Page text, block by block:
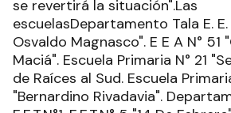
se revertirá la situación".Las
escuelasDepartamento Tala E. E.
Osvaldo Magnasco". E E A N° 51
Maciá". Escuela Primaria N° 21
de Raíces al Sud. Escuela
"Bernardino Rivadavia".